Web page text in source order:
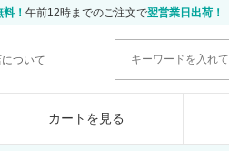
！ 午前12時までのご注文で翌営業日出荷！
ついて
カートを見る